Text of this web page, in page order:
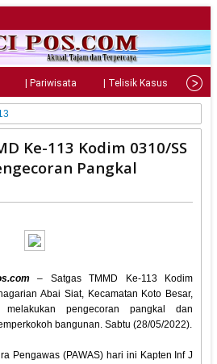
| Pariwisata | Telisik Kasus |
Ke-113 Kodim 0310/SS
Pangkal
– Satgas TMMD Ke-113 Kodim
Abai Siat, Kecamatan Koto Besar,
melakukan pengecoran pangkal dan
bangunan. Sabtu (28/05/2022).
Pengawas (PAWAS) hari ini Kapten Inf J